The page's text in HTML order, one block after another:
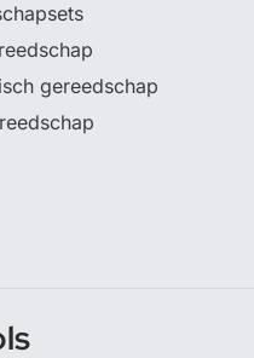
gereedschap